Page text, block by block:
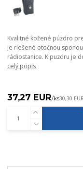
Kvalitné kožené púzdro
je riešené otočnou
rádiostanice. K puzdru je
celý popis
37,27 EUR/ks30,30